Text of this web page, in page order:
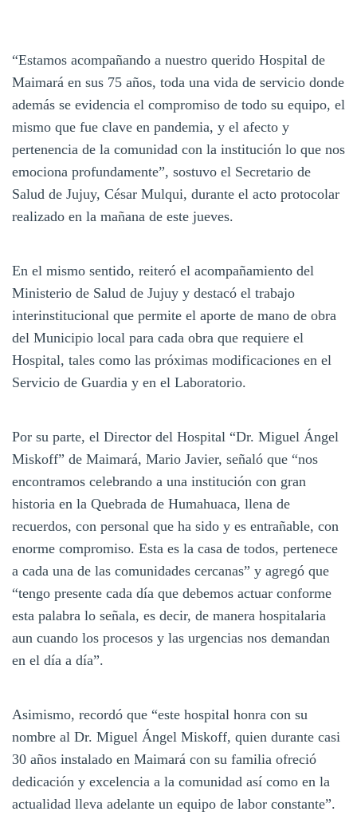
“Estamos acompañando a nuestro querido Hospital de
Maimará en sus 75 años, toda una vida de servicio donde
además se evidencia el compromiso de todo su equipo, el
mismo que fue clave en pandemia, y el afecto y
pertenencia de la comunidad con la institución lo que nos
emociona profundamente”, sostuvo el Secretario de
Salud de Jujuy, César Mulqui, durante el acto protocolar
realizado en la mañana de este jueves.
En el mismo sentido, reiteró el acompañamiento del
Ministerio de Salud de Jujuy y destacó el trabajo
interinstitucional que permite el aporte de mano de obra
del Municipio local para cada obra que requiere el
Hospital, tales como las próximas modificaciones en el
Servicio de Guardia y en el Laboratorio.
Por su parte, el Director del Hospital “Dr. Miguel Ángel
Miskoff” de Maimará, Mario Javier, señaló que “nos
encontramos celebrando a una institución con gran
historia en la Quebrada de Humahuaca, llena de
recuerdos, con personal que ha sido y es entrañable, con
enorme compromiso. Esta es la casa de todos, pertenece
a cada una de las comunidades cercanas” y agregó que
“tengo presente cada día que debemos actuar conforme
esta palabra lo señala, es decir, de manera hospitalaria
aun cuando los procesos y las urgencias nos demandan
en el día a día”.
Asimismo, recordó que “este hospital honra con su
nombre al Dr. Miguel Ángel Miskoff, quien durante casi
30 años instalado en Maimará con su familia ofreció
dedicación y excelencia a la comunidad así como en la
actualidad lleva adelante un equipo de labor constante”.